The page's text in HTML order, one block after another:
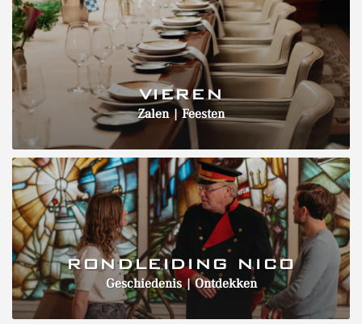
VIEREN
Zalen | Feesten
RONDLEIDING NICO
Geschiedenis | Ontdekken